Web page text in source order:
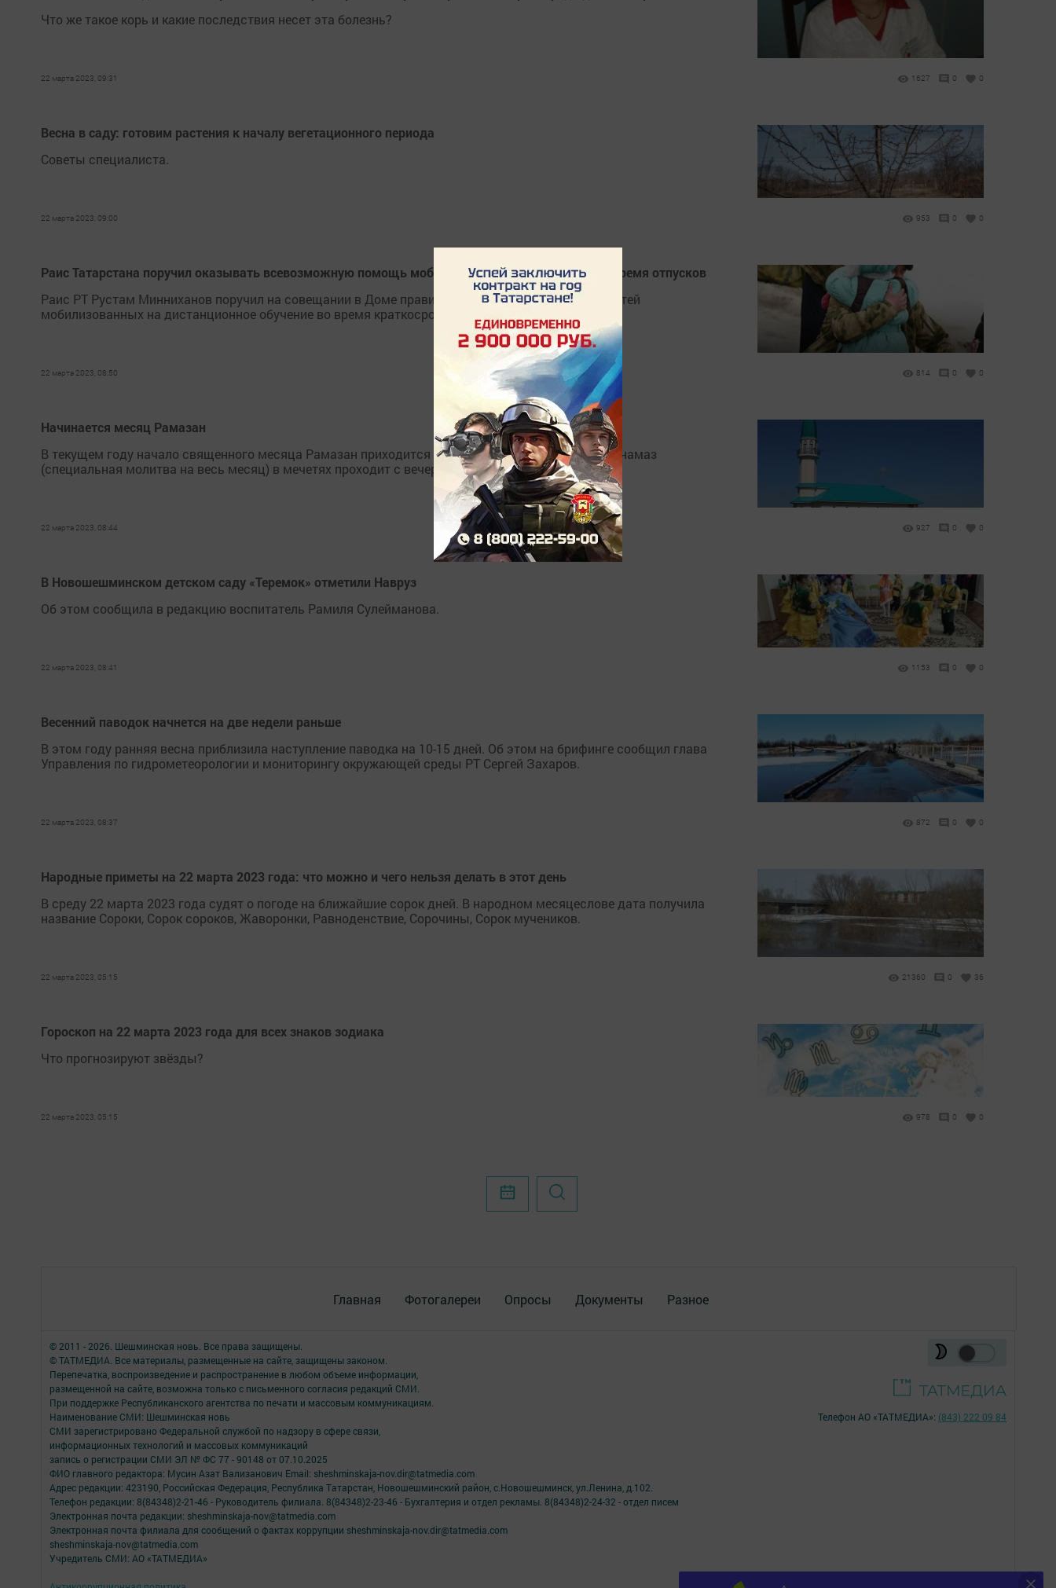
Что же такое корь и какие последствия несет эта болезнь?
22 марта 2023, 09:31 1627 0 0
Весна в саду: готовим растения к началу вегетационного периода
Советы специалиста.
22 марта 2023, 09:00 953 0 0
Раис Татарстана поручил оказывать всевозможную помощь мобилизованным и их семьям во время отпусков
Раис РТ Рустам Минниханов поручил на совещании в Доме правительства региона перевести детей
мобилизованных на дистанционное обучение во время краткосрочного отпуска отцов.
22 марта 2023, 08:50 814 0 0
Начинается месяц Рамазан
В текущем году начало священного месяца Рамазан приходится на 23 марта, а первый таравих-намаз
(специальная молитва на весь месяц) в мечетях проходит с вечера 22 марта.
22 марта 2023, 08:44 927 0 0
В Новошешминском детском саду «Теремок» отметили Навруз
Об этом сообщила в редакцию воспитатель Рамиля Сулейманова.
22 марта 2023, 08:41 1153 0 0
Весенний паводок начнется на две недели раньше
В этом году ранняя весна приблизила наступление паводка на 10-15 дней. Об этом на брифинге сообщил глава
Управления по гидрометеорологии и мониторингу окружающей среды РТ Сергей Захаров.
22 марта 2023, 08:37 872 0 0
Народные приметы на 22 марта 2023 года: что можно и чего нельзя делать в этот день
В среду 22 марта 2023 года судят о погоде на ближайшие сорок дней. В народном месяцеслове дата получила
название Сороки, Сорок сороков, Жаворонки, Равноденствие, Сорочины, Сорок мучеников.
22 марта 2023, 05:15 21360 0 36
Гороскоп на 22 марта 2023 года для всех знаков зодиака
Что прогнозируют звёзды?
22 марта 2023, 05:15 978 0 0
Главная Фотогалереи Опросы Документы Разное
© 2011 - 2026. Шешминская новь. Все права защищены.
© ТАТМЕДИА. Все материалы, размещенные на сайте, защищены законом.
Перепечатка, воспроизведение и распространение в любом объеме информации,
размещенной на сайте, возможна только с письменного согласия редакций СМИ.
При поддержке Республиканского агентства по печати и массовым коммуникациям.
Наименование СМИ: Шешминская новь
СМИ зарегистрировано Федеральной службой по надзору в сфере связи,
информационных технологий и массовых коммуникаций
запись о регистрации СМИ ЭЛ № ФС 77 - 90148 от 07.10.2025
ФИО главного редактора: Мусин Азат Вализанович Email: sheshminskaja-nov.dir@tatmedia.com
Адрес редакции: 423190, Российская Федерация, Республика Татарстан, Новошешминский район, с.Новошешминск, ул.Ленина, д.102.
Телефон редакции: 8(84348)2-21-46 - Руководитель филиала. 8(84348)2-23-46 - Бухгалтерия и отдел рекламы. 8(84348)2-24-32 - отдел писем
Электронная почта редакции: sheshminskaja-nov@tatmedia.com
Электронная почта филиала для сообщений о фактах коррупции sheshminskaja-nov.dir@tatmedia.com
sheshminskaja-nov@tatmedia.com
Учредитель СМИ: АО «ТАТМЕДИА»
Телефон АО «ТАТМЕДИА»: (843) 222 09 84